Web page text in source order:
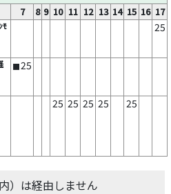
7 8 9 10 11 12 13 14 15 16 17
ﾓ 25
■25
25 25 25 25 25
）は経由しません